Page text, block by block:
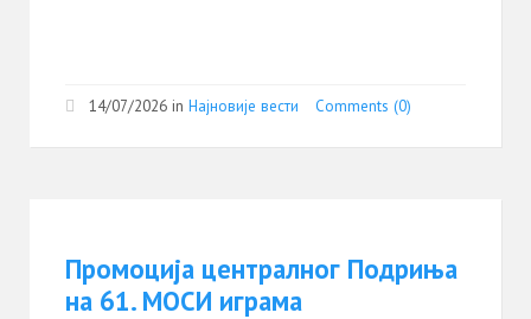
14/07/2026 in Најновије вести Comments (0)
Промоција централног Подриња
на 61. МОСИ играма